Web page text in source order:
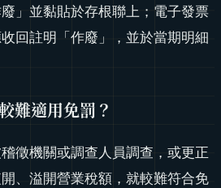
」並黏貼於存根聯上；電子發票
回註明「作廢」，並於當期明細
難適用免罰？
徵機關或調查人員調查，或更正
、溢開營業稅額，就較難符合免